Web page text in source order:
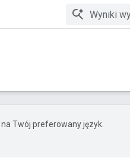
Twój preferowany język.